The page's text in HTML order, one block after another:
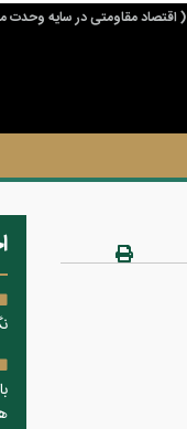
( اقتصاد مقاومتی در سایه وحدت